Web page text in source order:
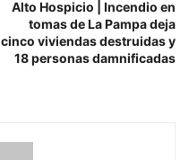
Alto Hospicio | Incendio en
tomas de La Pampa deja
cinco viviendas destruidas y
18 personas damnificadas